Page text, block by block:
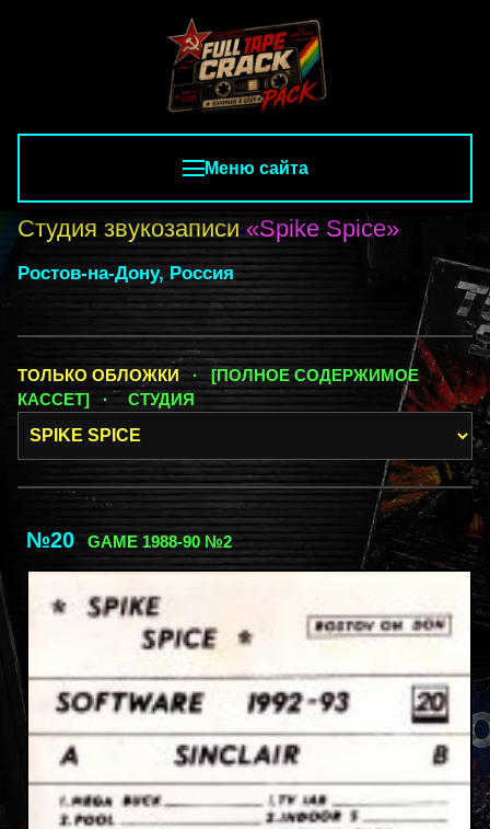
Меню сайта
Студия звукозаписи «Spike Spice»
Ростов-на-Дону, Россия
ТОЛЬКО ОБЛОЖКИ· [ПОЛНОЕ СОДЕРЖИМОЕ
КАССЕТ] · СТУДИЯ
№20 GAME 1988-90 №2